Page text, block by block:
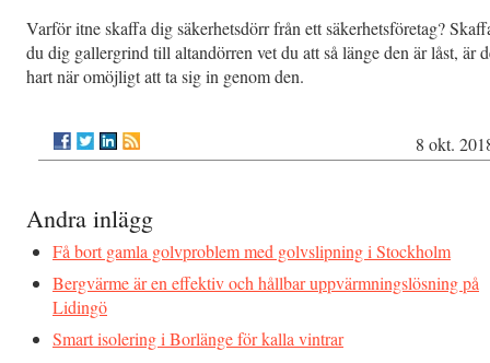
Varför itne skaffa dig säkerhetsdörr från ett säkerhetsföretag?
du dig gallergrind till altandörren vet du att så länge den är låst, är
hart när omöjligt att ta sig in genom den.
8 okt.
Andra inlägg
Få bort gamla golvproblem med golvslipning i Stockholm
Bergvärme är en effektiv och hållbar uppvärmningslösning på
Lidingö
Smart isolering i Borlänge för kalla vintrar